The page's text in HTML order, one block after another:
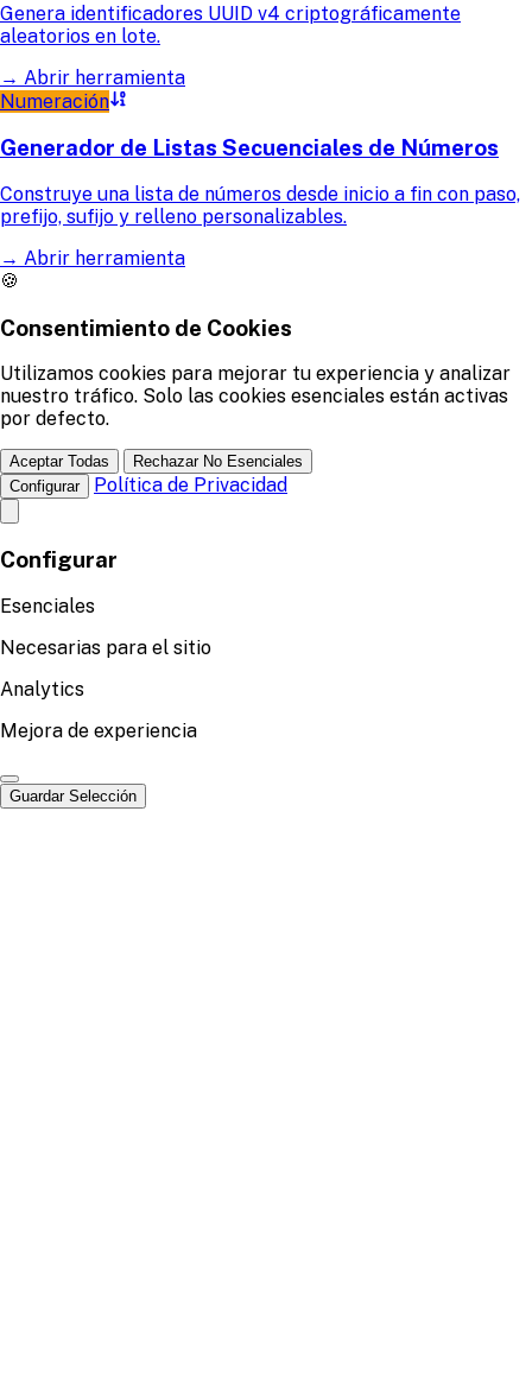
Genera identificadores UUID v4 criptográficamente
aleatorios en lote.
→ Abrir herramienta
Numeración
Generador de Listas Secuenciales de Números
Construye una lista de números desde inicio a fin con paso,
prefijo, sufijo y relleno personalizables.
→ Abrir herramienta
🍪
Consentimiento de Cookies
Utilizamos cookies para mejorar tu experiencia y analizar
nuestro tráfico. Solo las cookies esenciales están activas
por defecto.
Aceptar Todas
Rechazar No Esenciales
Configurar
Política de Privacidad
Configurar
Esenciales
Necesarias para el sitio
Analytics
Mejora de experiencia
Guardar Selección